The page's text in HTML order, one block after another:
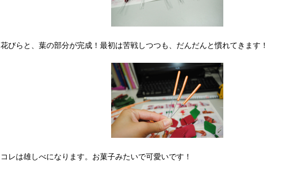
花びらと、葉の部分が完成！最初は苦戦しつつも、だんだんと慣れてきます！
コレは雄しべになります。お菓子みたいで可愛いです！